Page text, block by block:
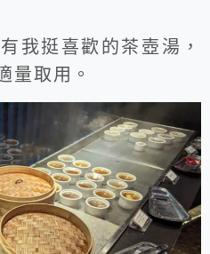
我挺喜歡的茶壺湯，
量取用。